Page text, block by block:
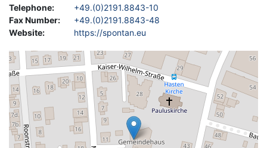
Telephone:
+49.(0)2191.8843-10
Fax Number:
+49.(0)2191.8843-48
Website: https://spontan.eu
Geolocation